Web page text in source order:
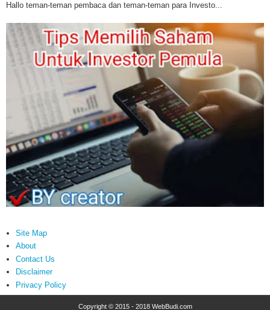
Hallo teman-teman pembaca dan teman-teman para Investo...
Site Map
About
Contact Us
Disclaimer
Privacy Policy
Copyright © 2015 - 2018 WebBudi.com